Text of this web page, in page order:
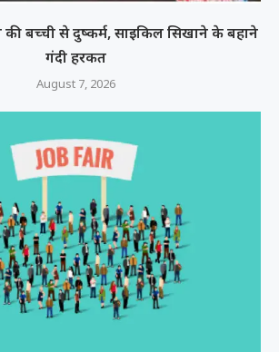
बच्ची से दुष्कर्म, साइकिल सिखाने के बहाने
गंदी हरकत
August 7, 2026